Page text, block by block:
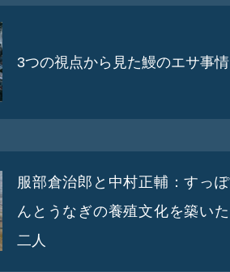
3つの視点から見た鰻のエサ事情
服部倉治郎と中村正輔：すっぽ
んとうなぎの養殖文化を築いた
二人